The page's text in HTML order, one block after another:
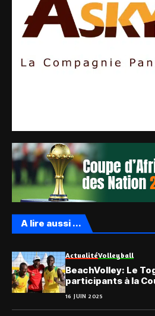
A lire aussi ...
ActualitéVolleyball
BeachVolley: Le
participants à la
Beach-Volley
16 JUIN 2025